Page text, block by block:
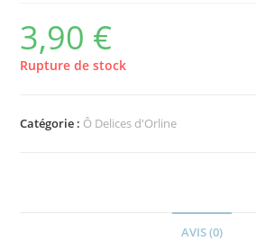
3,90 €
Rupture de stock
Catégorie : Ô Delices d'Orline
AVIS (0)